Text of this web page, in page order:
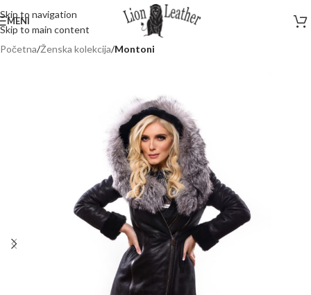
Skip to navigation
Skip to main content
MENI
Početna Ženska kolekcija Montoni